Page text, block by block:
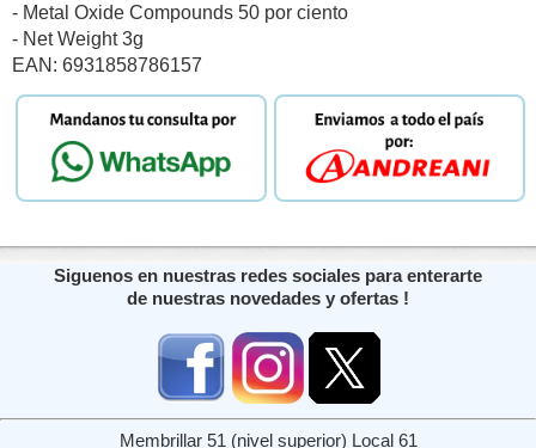
- Metal Oxide Compounds 50 por ciento
- Net Weight 3g
EAN: 6931858786157
Siguenos en nuestras redes sociales para enterarte
de nuestras novedades y ofertas !
Membrillar 51 (nivel superior) Local 61